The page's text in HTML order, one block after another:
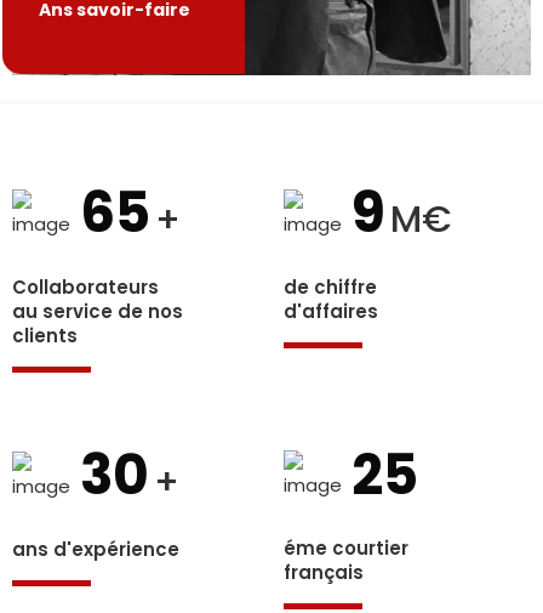
Ans savoir-faire
65 +
Collaborateurs
au service de nos
clients
9M€
de chiffre
d'affaires
30 +
ans d'expérience
25
éme courtier
français